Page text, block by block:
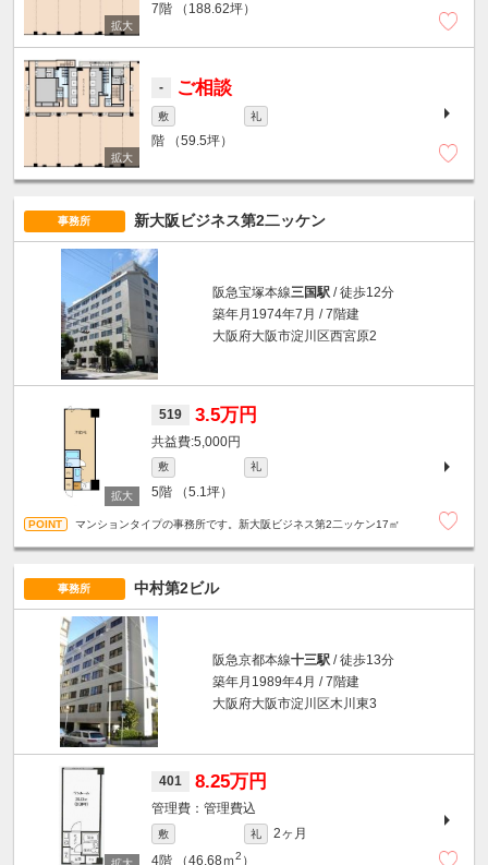
7階 （188.62坪）
- ご相談
敷 礼
階 （59.5坪）
事務所 新大阪ビジネス第2二ッケン
阪急宝塚本線三国駅 / 徒歩12分
築年月1974年7月 / 7階建
大阪府大阪市淀川区西宮原2
519 3.5万円
5,000円
敷 礼
5階 （5.1坪）
マンションタイプの事務所です。新大阪ビジネス第2二ッケン17㎡
事務所 中村第2ビル
阪急京都本線十三駅 / 徒歩13分
築年月1989年4月 / 7階建
大阪府大阪市淀川区木川東3
401 8.25万円
管理費込
敷 礼
2ヶ月
4階
（46.68ｍ2 ）